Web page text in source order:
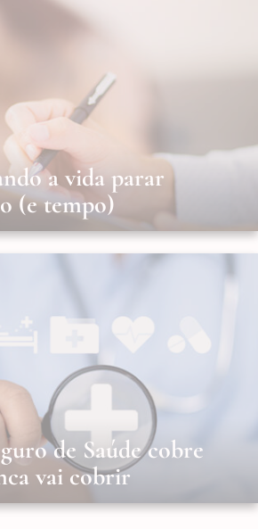
a vida parar
(e tempo)
de Saúde cobre
vai cobrir